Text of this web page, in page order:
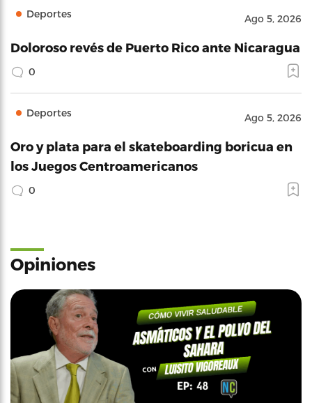
Deportes Ago 5, 2026
Doloroso revés de Puerto Rico ante Nicaragua
0
Deportes Ago 5, 2026
Oro y plata para el skateboarding boricua en
los Juegos Centroamericanos
0
Opiniones